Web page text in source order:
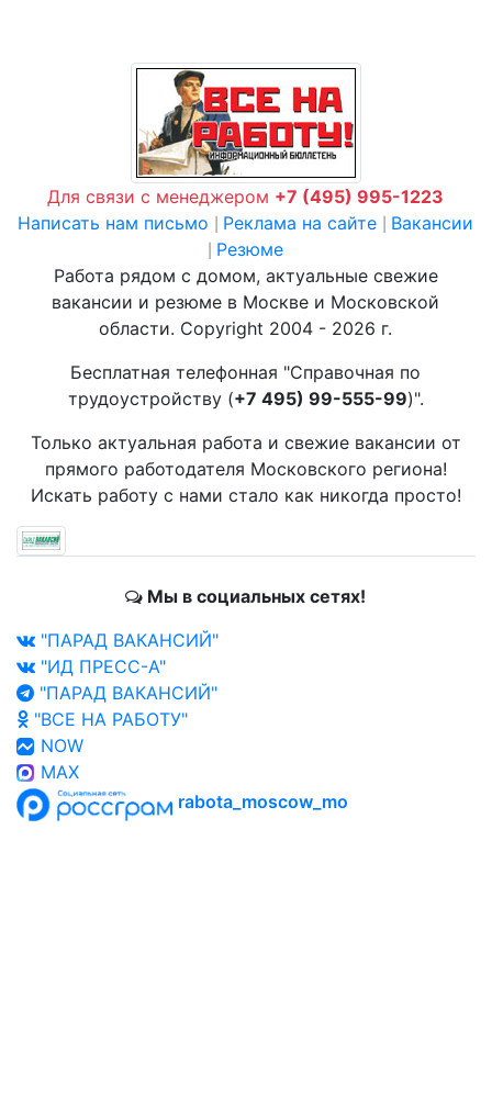
Для связи с менеджером +7 (495) 995-1223
Написать нам письмо
Реклама на сайте Вакансии
Резюме
Работа рядом с домом, актуальные свежие
вакансии и резюме в Москве и Московской
области. Copyright 2004 - 2026 г.
Бесплатная телефонная "Справочная по
трудоустройству (+7 495) 99-555-99)".
Только актуальная работа и свежие вакансии от
прямого работодателя Московского региона!
Искать работу с нами стало как никогда просто!
Мы в социальных сетях!
"ПАРАД ВАКАНСИЙ"
"ИД ПРЕСС-А"
"ПАРАД ВАКАНСИЙ"
"ВСЕ НА РАБОТУ"
NOW
MAX
rabota_moscow_mo